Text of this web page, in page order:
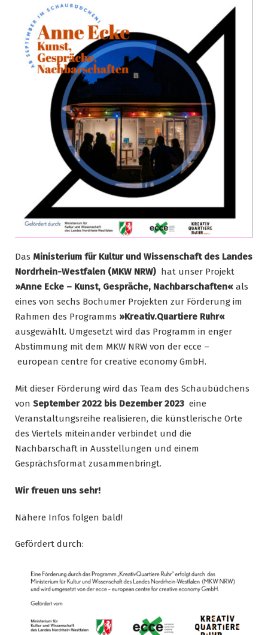
Das Ministerium für Kultur und Wissenschaft des Landes
Nordrhein-Westfalen (MKW NRW) hat unser Projekt
»Anne Ecke – Kunst, Gespräche, Nachbarschaften« als
eines von sechs Bochumer Projekten zur Förderung im
Rahmen des Programms »Kreativ.Quartiere Ruhr«
ausgewählt. Umgesetzt wird das Programm in enger
Abstimmung mit dem MKW NRW von der ecce –
european centre for creative economy GmbH.
Mit dieser Förderung wird das Team des Schaubüdchens
von September 2022 bis Dezember 2023 eine
Veranstaltungsreihe realisieren, die künstlerische Orte
des Viertels miteinander verbindet und die
Nachbarschaft in Ausstellungen und einem
Gesprächsformat zusammenbringt.
Wir freuen uns sehr!
Nähere Infos folgen bald!
Gefördert durch: